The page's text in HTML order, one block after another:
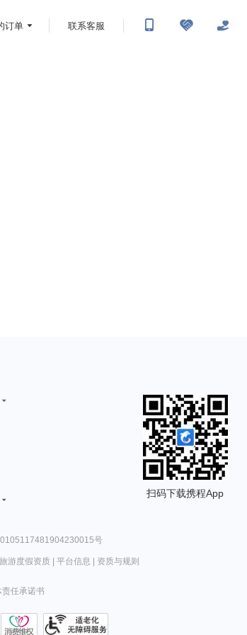
订单 联系客服
扫码下载携程App
号
旅游度假资质| 平台信息 资质与规则
责任承诺书